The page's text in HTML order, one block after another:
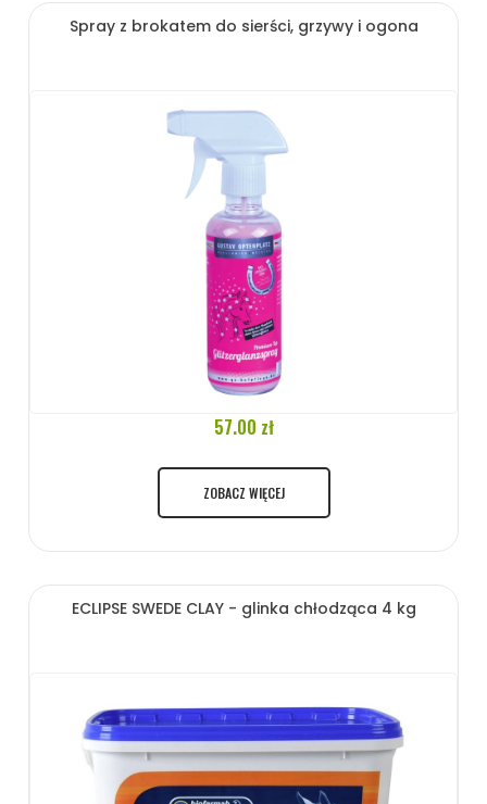
Spray z brokatem do sierści, grzywy i ogona
57.00 zł
ZOBACZ WIĘCEJ
ECLIPSE SWEDE CLAY - glinka chłodząca 4 kg